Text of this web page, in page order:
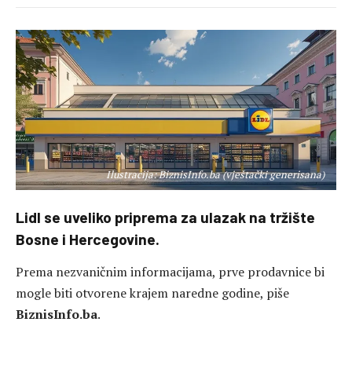
Ilustracija: BiznisInfo.ba (vještački generisana)
Lidl se uveliko priprema za ulazak na tržište
Bosne i Hercegovine.
Prema nezvaničnim informacijama, prve prodavnice bi
mogle biti otvorene krajem naredne godine, piše
BiznisInfo.ba.